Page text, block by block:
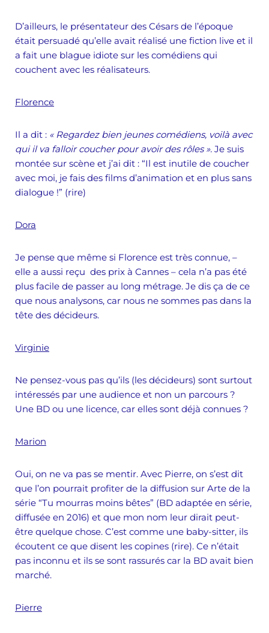
D’ailleurs, le présentateur des Césars de l’époque
était persuadé qu’elle avait réalisé une fiction live et il
a fait une blague idiote sur les comédiens qui
couchent avec les réalisateurs.
Florence
Il a dit : « Regardez bien jeunes comédiens, voilà avec
qui il va falloir coucher pour avoir des rôles ». Je suis
montée sur scène et j’ai dit : “Il est inutile de coucher
avec moi, je fais des films d’animation et en plus sans
dialogue !” (rire)
Dora
Je pense que même si Florence est très connue, –
elle a aussi reçu des prix à Cannes – cela n’a pas été
plus facile de passer au long métrage. Je dis ça de ce
que nous analysons, car nous ne sommes pas dans la
tête des décideurs.
Virginie
Ne pensez-vous pas qu’ils (les décideurs) sont surtout
intéressés par une audience et non un parcours ?
Une BD ou une licence, car elles sont déjà connues ?
Marion
Oui, on ne va pas se mentir. Avec Pierre, on s’est dit
que l’on pourrait profiter de la diffusion sur Arte de la
série “Tu mourras moins bêtes” (BD adaptée en série,
diffusée en 2016) et que mon nom leur dirait peut-
être quelque chose. C’est comme une baby-sitter, ils
écoutent ce que disent les copines (rire). Ce n’était
pas inconnu et ils se sont rassurés car la BD avait bien
marché.
Pierre